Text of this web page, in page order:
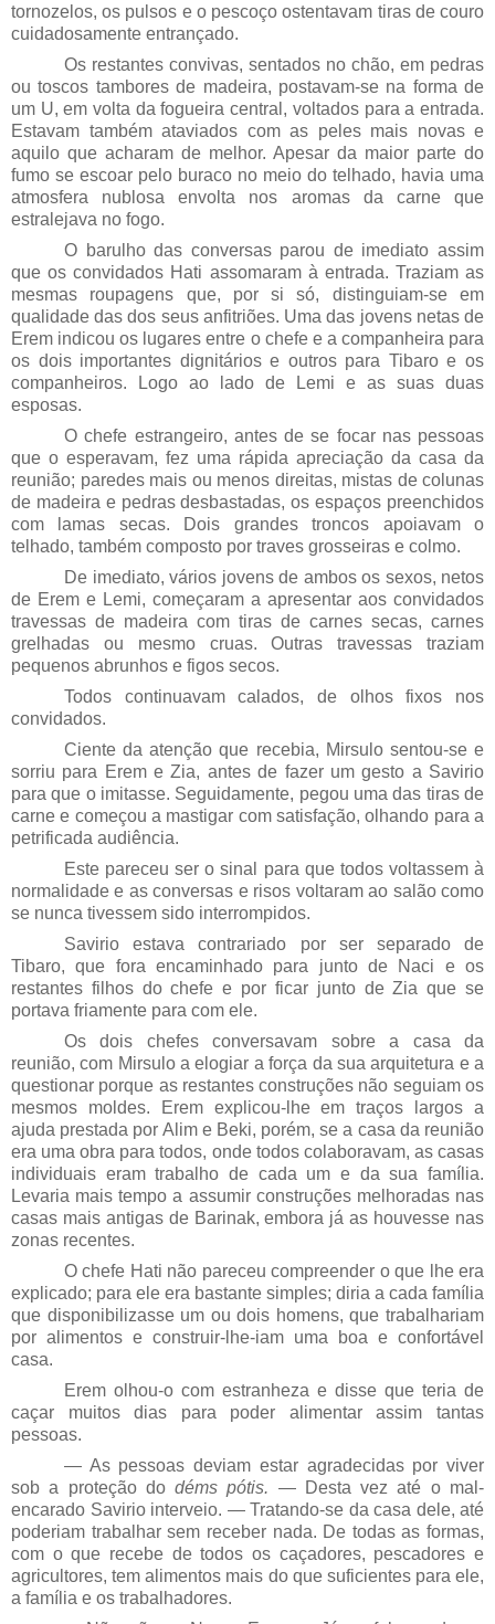
tornozelos, os pulsos e o pescoço ostentavam tiras de couro
cuidadosamente entrançado.
Os restantes convivas, sentados no chão, em pedras
ou toscos tambores de madeira, postavam-se na forma de
um U, em volta da fogueira central, voltados para a entrada.
Estavam também ataviados com as peles mais novas e
aquilo que acharam de melhor. Apesar da maior parte do
fumo se escoar pelo buraco no meio do telhado, havia uma
atmosfera nublosa envolta nos aromas da carne que
estralejava no fogo.
O barulho das conversas parou de imediato assim
que os convidados Hati assomaram à entrada. Traziam as
mesmas roupagens que, por si só, distinguiam-se em
qualidade das dos seus anfitriões. Uma das jovens netas de
Erem indicou os lugares entre o chefe e a companheira para
os dois importantes dignitários e outros para Tibaro e os
companheiros. Logo ao lado de Lemi e as suas duas
esposas.
O chefe estrangeiro, antes de se focar nas pessoas
que o esperavam, fez uma rápida apreciação da casa da
reunião; paredes mais ou menos direitas, mistas de colunas
de madeira e pedras desbastadas, os espaços preenchidos
com lamas secas. Dois grandes troncos apoiavam o
telhado, também composto por traves grosseiras e colmo.
De imediato, vários jovens de ambos os sexos, netos
de Erem e Lemi, começaram a apresentar aos convidados
travessas de madeira com tiras de carnes secas, carnes
grelhadas ou mesmo cruas. Outras travessas traziam
pequenos abrunhos e figos secos.
Todos continuavam calados, de olhos fixos nos
convidados.
Ciente da atenção que recebia, Mirsulo sentou-se e
sorriu para Erem e Zia, antes de fazer um gesto a Savirio
para que o imitasse. Seguidamente, pegou uma das tiras de
carne e começou a mastigar com satisfação, olhando para a
petrificada audiência.
Este pareceu ser o sinal para que todos voltassem à
normalidade e as conversas e risos voltaram ao salão como
se nunca tivessem sido interrompidos.
Savirio estava contrariado por ser separado de
Tibaro, que fora encaminhado para junto de Naci e os
restantes filhos do chefe e por ficar junto de Zia que se
portava friamente para com ele.
Os dois chefes conversavam sobre a casa da
reunião, com Mirsulo a elogiar a força da sua arquitetura e a
questionar porque as restantes construções não seguiam os
mesmos moldes. Erem explicou-lhe em traços largos a
ajuda prestada por Alim e Beki, porém, se a casa da reunião
era uma obra para todos, onde todos colaboravam, as casas
individuais eram trabalho de cada um e da sua família.
Levaria mais tempo a assumir construções melhoradas nas
casas mais antigas de Barinak, embora já as houvesse nas
zonas recentes.
O chefe Hati não pareceu compreender o que lhe era
explicado; para ele era bastante simples; diria a cada família
que disponibilizasse um ou dois homens, que trabalhariam
por alimentos e construir-lhe-iam uma boa e confortável
casa.
Erem olhou-o com estranheza e disse que teria de
caçar muitos dias para poder alimentar assim tantas
pessoas.
— As pessoas deviam estar agradecidas por viver
sob a proteção dodéms pótis. — Desta vez até o mal-
encarado Savirio interveio. — Tratando-se da casa dele, até
poderiam trabalhar sem receber nada. De todas as formas,
com o que recebe de todos os caçadores, pescadores e
agricultores, tem alimentos mais do que suficientes para ele,
a família e os trabalhadores.